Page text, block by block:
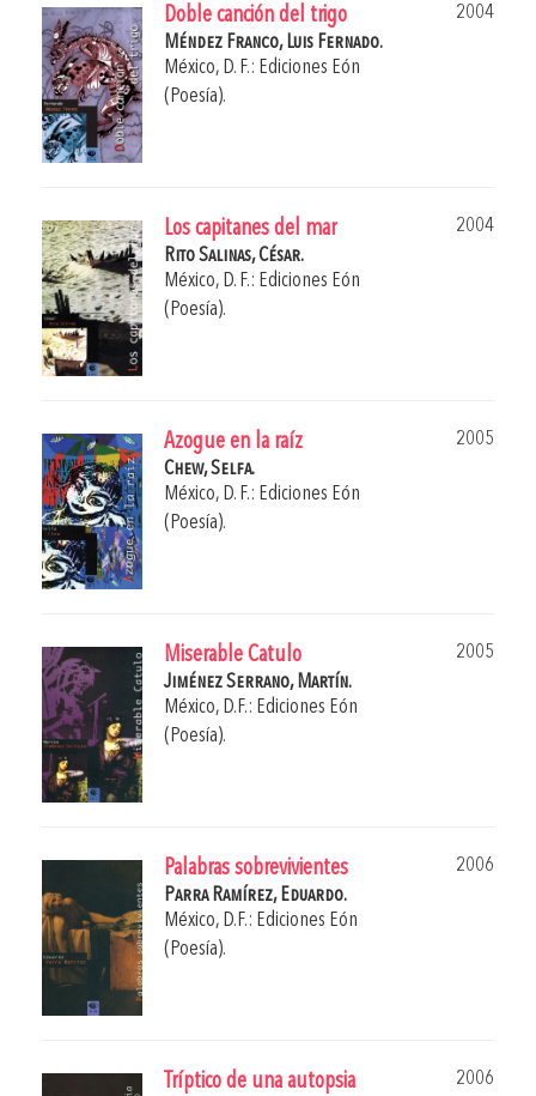
Doble canción del trigo
2004
Méndez Franco, Luis Fernado.
México, D. F.: Ediciones Eón
(Poesía).
Los capitanes del mar
2004
Rito Salinas, César.
México, D. F.: Ediciones Eón
(Poesía).
Azogue en la raíz
2005
Chew, Selfa.
México, D. F.: Ediciones Eón
(Poesía).
Miserable Catulo
2005
Jiménez Serrano, Martín.
México, D.F.: Ediciones Eón
(Poesía).
Palabras sobrevivientes
2006
Parra Ramírez, Eduardo.
México, D.F.: Ediciones Eón
(Poesía).
Tríptico de una autopsia
2006